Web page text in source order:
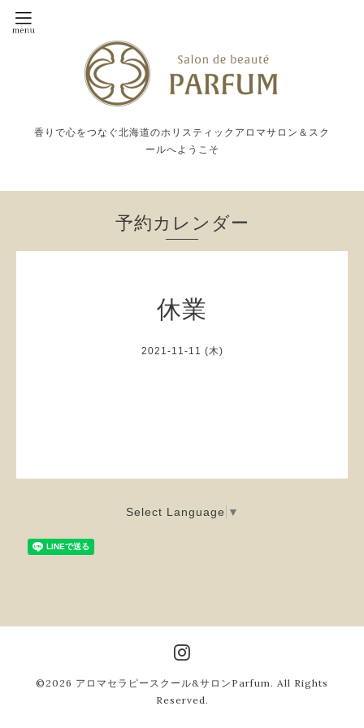
香りで心をつなぐ北海道のホリスティックアロマサロン＆スク
ールへようこそ
予約カレンダー
休業
2021-11-11 (木)
Select Language ▼
©2026 アロマセラピースクール&サロンParfum . All Rights
Reserved.